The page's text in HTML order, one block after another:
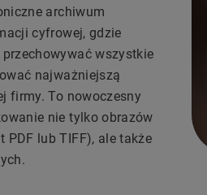
archiwum
cyfrowej, gdzie
wszystkie
najważniejszą
firmy. To nowoczesny
nie tylko obrazów
PDF lub TIFF), ale także